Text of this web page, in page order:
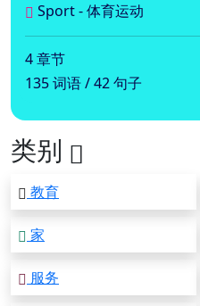
Sport - 体育运动
4 章节
135 词语 / 42 句子
类别
教育
家
服务